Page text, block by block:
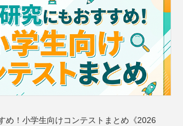
め！小学生向けコンテストまとめ《2026